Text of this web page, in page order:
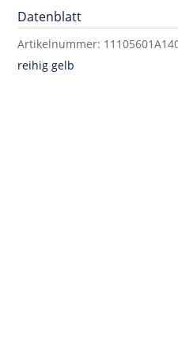
Datenblatt
Artikelnummer:
reihig gelb